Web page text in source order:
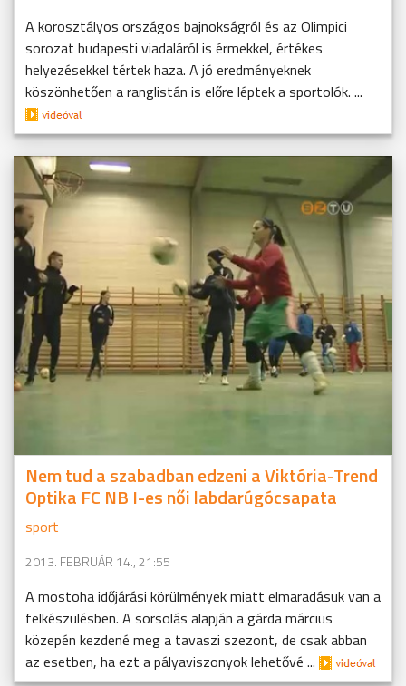
A korosztályos országos bajnokságról és az Olimpici
sorozat budapesti viadaláról is érmekkel, értékes
helyezésekkel tértek haza. A jó eredményeknek
köszönhetően a ranglistán is előre léptek a sportolók. ...
Nem tud a szabadban edzeni a Viktória-Trend
Optika FC NB I-es női labdarúgócsapata
sport
2013. FEBRUÁR 14., 21:55
A mostoha időjárási körülmények miatt elmaradásuk van a
felkészülésben. A sorsolás alapján a gárda március
közepén kezdené meg a tavaszi szezont, de csak abban
az esetben, ha ezt a pályaviszonyok lehetővé ...